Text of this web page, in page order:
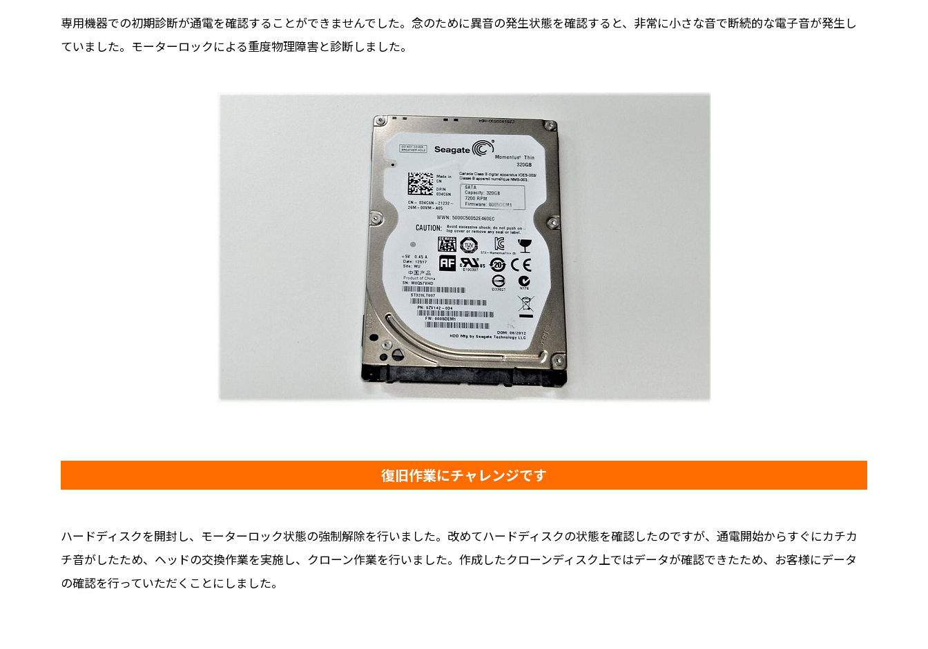
専用機器での初期診断が通電を確認することができませんでした。念のために異音の発生状態を確認すると、非常に小さな音で断続的な電子音が発生し
ていました。モーターロックによる重度物理障害と診断しました。
復旧作業にチャレンジです
ハードディスクを開封し、モーターロック状態の強制解除を行いました。改めてハードディスクの状態を確認したのですが、通電開始からすぐにカチカ
チ音がしたため、ヘッドの交換作業を実施し、クローン作業を行いました。作成したクローンディスク上ではデータが確認できたため、お客様にデータ
の確認を行っていただくことにしました。